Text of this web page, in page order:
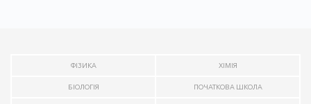
ФІЗИКА ХІМІЯ
БІОЛОГІЯ ПОЧАТКОВА ШКОЛА